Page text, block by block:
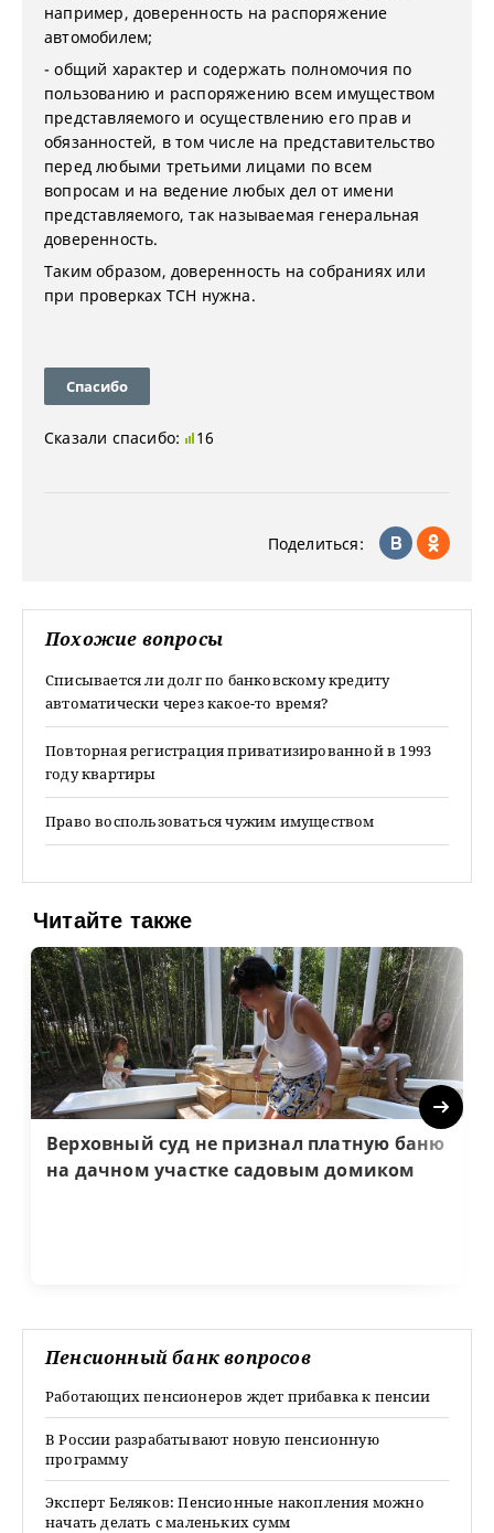
например, доверенность на распоряжение
автомобилем;
- общий характер и содержать полномочия по
пользованию и распоряжению всем имуществом
представляемого и осуществлению его прав и
обязанностей, в том числе на представительство
перед любыми третьими лицами по всем
вопросам и на ведение любых дел от имени
представляемого, так называемая генеральная
доверенность.
Таким образом, доверенность на собраниях или
при проверках ТСН нужна.
Спасибо
Сказали спасибо: 16
Поделиться:
Похожие вопросы
Списывается ли долг по банковскому кредиту
автоматически через какое-то время?
Повторная регистрация приватизированной в 1993
году квартиры
Право воспользоваться чужим имуществом
Читайте также
Верховный суд не признал платную баню
на дачном участке садовым домиком
Next
Пенсионный банк вопросов
Работающих пенсионеров ждет прибавка к пенсии
В России разрабатывают новую пенсионную
программу
Эксперт Беляков: Пенсионные накопления можно
начать делать с маленьких сумм